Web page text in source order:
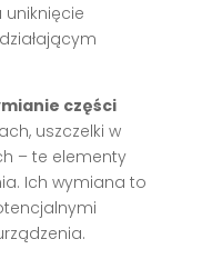
części
uszczelki w
– te elementy
Ich wymiana to